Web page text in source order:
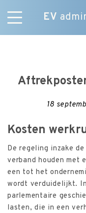
EV
Skip
Nieuws
18
Kosten
De regeling inzake
verband houden met
een tot het
wordt verduidelijkt.
parlementaire
lasten, die in een